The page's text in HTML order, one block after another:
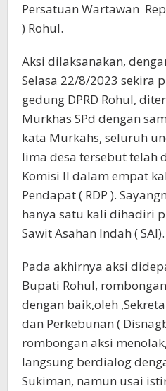
Persatuan Wartawan
) Rohul.
Aksi dilaksanakan,
Selasa 22/8/2023 sekira
gedung DPRD Rohul,
Murkhas SPd dengan
kata Murkahs, seluruh
lima desa tersebut telah
Komisi II dalam empat
Pendapat ( RDP ).
hanya satu kali dihadiri
Sawit Asahan Indah ( SAI).
Pada akhirnya aksi
Bupati Rohul,
dengan baik,oleh
dan Perkebunan (
rombongan aksi
langsung berdialog
Sukiman, namun usai